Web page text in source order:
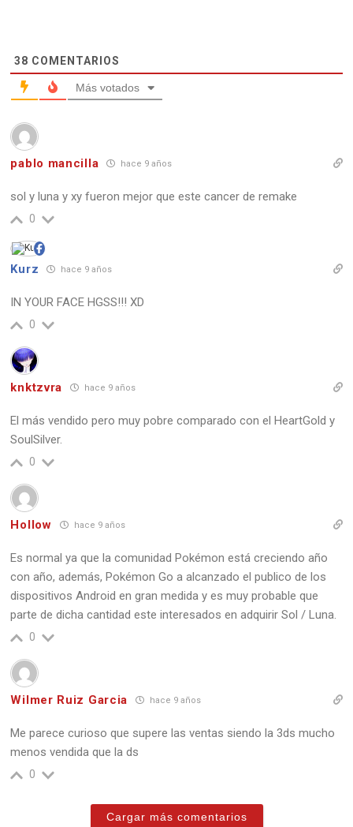
38 COMENTARIOS
Más votados
pablo mancilla hace 9 años
sol y luna y xy fueron mejor que este cancer de remake
0
Kurz hace 9 años
IN YOUR FACE HGSS!!! XD
0
knktzvra hace 9 años
El más vendido pero muy pobre comparado con el HeartGold y
SoulSilver.
0
Hollow hace 9 años
Es normal ya que la comunidad Pokémon está creciendo año
con año, además, Pokémon Go a alcanzado el publico de los
dispositivos Android en gran medida y es muy probable que
parte de dicha cantidad este interesados en adquirir Sol / Luna.
0
Wilmer Ruiz Garcia hace 9 años
Me parece curioso que supere las ventas siendo la 3ds mucho
menos vendida que la ds
0
Cargar más comentarios